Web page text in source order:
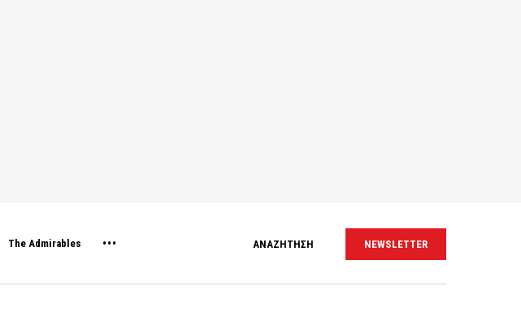
The Admirables ΑΝΑΖΗΤΗΣΗ NEWSLETTER